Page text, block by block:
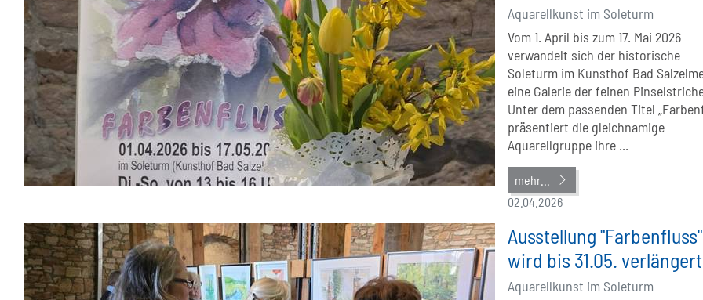
Aquarellkunst im Soleturm
Vom 1. April bis zum 17. Mai 2026
verwandelt sich der historische
Soleturm im Kunsthof Bad
eine Galerie der feinen
Unter dem passenden Titel
präsentiert die gleichnamige
Aquarellgruppe ihre ...
mehr...
02.04.2026
Ausstellung "Farbenfluss"
wird bis 31.05. verlängert
Aquarellkunst im Soleturm